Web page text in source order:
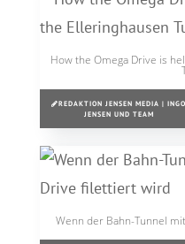
How the Omega Drive is
REDAKTION JENSEN MEDIA | INGO
JENSEN UND TEAM
Wenn der Bahn-Tunnel